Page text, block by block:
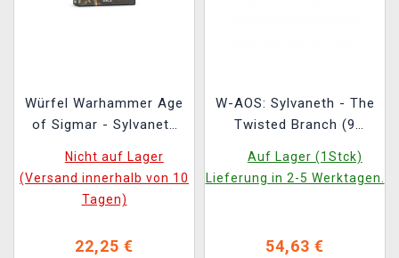
Würfel Warhammer Age
of Sigmar - Sylvaneth
Nicht auf Lager
(Versand innerhalb von 10
Tagen)
22,25 €
W-AOS: Sylvaneth - The
Twisted Branch (9
Auf Lager (1Stck)
Lieferung in 2-5 Werktagen.
54,63 €